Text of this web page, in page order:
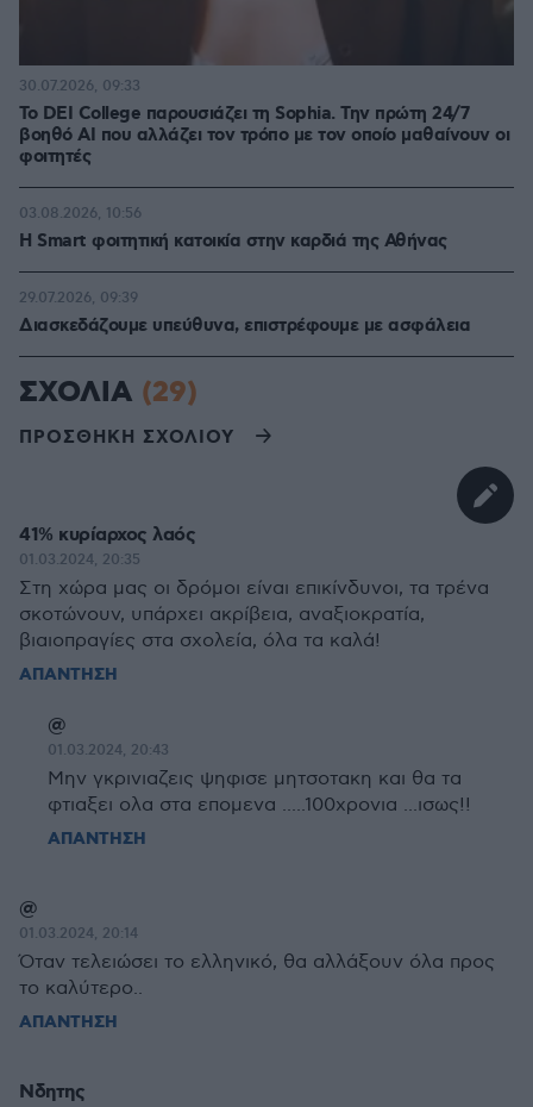
Το DEI College παρουσιάζει τη Sophia. Την πρώτη 24/7
βοηθό AI που αλλάζει τον τρόπο με τον οποίο μαθαίνουν οι
φοιτητές
30.07.2026, 09:33
Η Smart φοιτητική κατοικία στην καρδιά της Αθήνας
03.08.2026, 10:56
Διασκεδάζουμε υπεύθυνα, επιστρέφουμε με ασφάλεια
29.07.2026, 09:39
ΣΧΟΛΙΑ (29)
ΠΡΟΣΘΗΚΗ ΣΧΟΛΙΟΥ
41% κυρίαρχος λαός
01.03.2024, 20:35
Στη χώρα μας οι δρόμοι είναι επικίνδυνοι, τα τρένα
σκοτώνουν, υπάρχει ακρίβεια, αναξιοκρατία,
βιαιοπραγίες στα σχολεία, όλα τα καλά!
ΑΠΑΝΤΗΣΗ
@
01.03.2024, 20:43
Μην γκρινιαζεις ψηφισε μητσοτακη και θα τα
φτιαξει ολα στα επομενα .....100χρονια ...ισως!!
ΑΠΑΝΤΗΣΗ
@
01.03.2024, 20:14
Όταν τελειώσει το ελληνικό, θα αλλάξουν όλα προς
το καλύτερο..
ΑΠΑΝΤΗΣΗ
Νδητης